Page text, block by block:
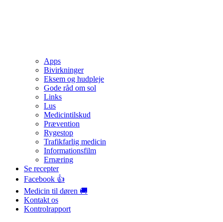
Apps
Bivirkninger
Eksem og hudpleje
Gode råd om sol
Links
Lus
Medicintilskud
Prævention
Rygestop
Trafikfarlig medicin
Informationsfilm
Ernæring
Se recepter
Facebook 👍
Medicin til døren 🚚
Kontakt os
Kontrolrapport